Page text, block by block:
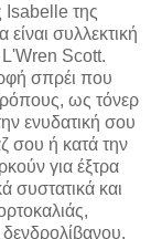
Isabelle της
συλλεκτική
L'Wren Scott.
σπρέι που
ως τόνερ
ενυδατική σου
σου ή κατά την
για έξτρα
συστατικά και